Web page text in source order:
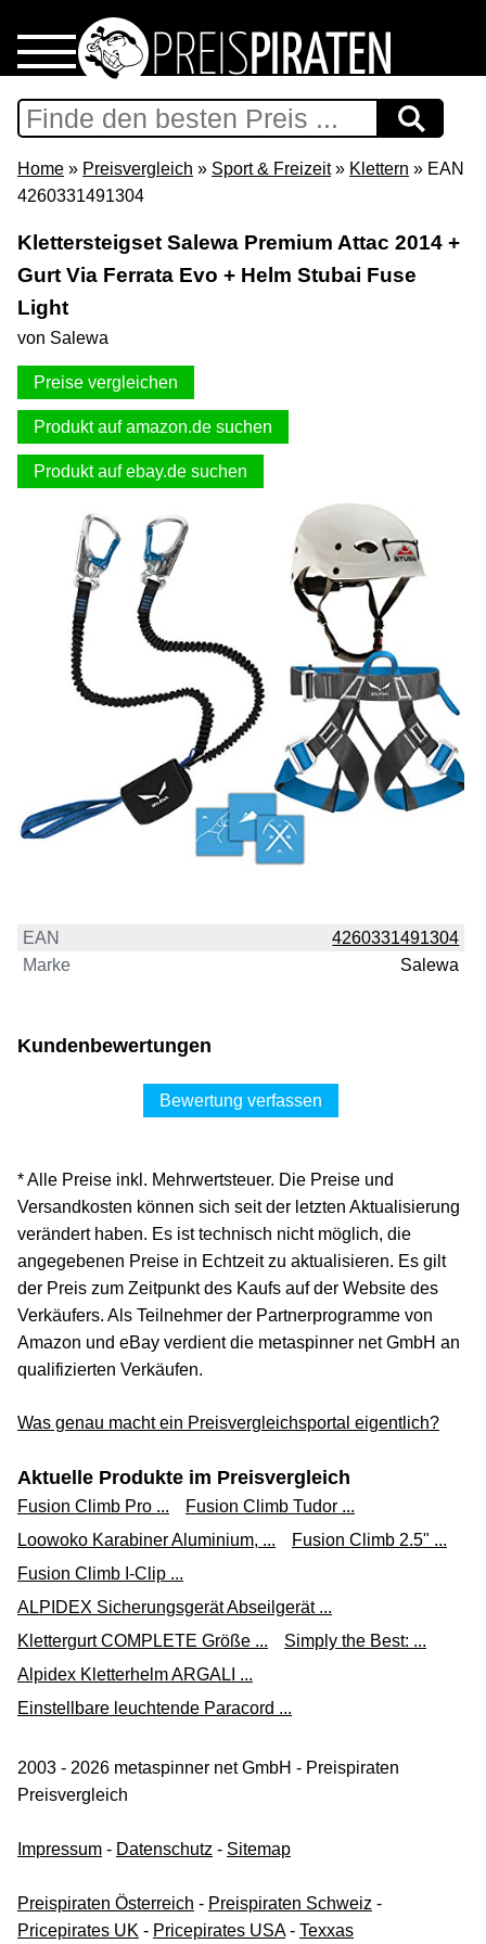
Home
Download
Support & Newsletter
Presse
Datenschutz
Impressum
Home » Preisvergleich » Sport & Freizeit» Klettern » EAN
4260331491304
Klettersteigset Salewa Premium Attac 2014 +
Gurt Via Ferrata Evo + Helm Stubai Fuse
Light
von Salewa
Preise vergleichen
Produkt auf amazon.de suchen
Produkt auf ebay.de suchen
EAN
4260331491304
Marke
Salewa
Kundenbewertungen
Bewertung verfassen
* Alle Preise inkl. Mehrwertsteuer. Die Preise und
Versandkosten können sich seit der letzten Aktualisierung
verändert haben. Es ist technisch nicht möglich, die
angegebenen Preise in Echtzeit zu aktualisieren. Es gilt
der Preis zum Zeitpunkt des Kaufs auf der Website des
Verkäufers. Als Teilnehmer der Partnerprogramme von
Amazon und eBay verdient die metaspinner net GmbH an
qualifizierten Verkäufen.
Was genau macht ein Preisvergleichsportal eigentlich?
Aktuelle Produkte im Preisvergleich
Fusion Climb Pro ...
Fusion Climb Tudor ...
Loowoko Karabiner Aluminium, ...
Fusion Climb 2.5" ...
Fusion Climb I-Clip ...
ALPIDEX Sicherungsgerät Abseilgerät ...
Klettergurt COMPLETE Größe ...
Simply the Best: ...
Alpidex Kletterhelm ARGALI ...
Einstellbare leuchtende Paracord ...
2003 - 2026 metaspinner net GmbH - Preispiraten
Preisvergleich
Impressum - Datenschutz - Sitemap
Preispiraten Österreich - Preispiraten Schweiz -
Pricepirates UK - Pricepirates USA- Texxas